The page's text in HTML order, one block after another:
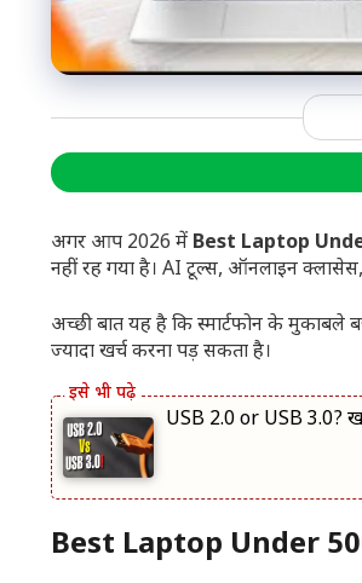
अगर आप 2026 में Best Laptop
नहीं रह गया है। AI टूल्स, ऑनलाइन
अच्छी बात यह है कि स्मार्टफोन के
ज्यादा खर्च करना पड़ सकता है।
USB 2.0 or USB 3.0?
Best Laptop Under